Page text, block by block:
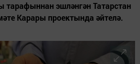
тарафыннан эшләнгән Татарстан
Карары проектында әйтелә.